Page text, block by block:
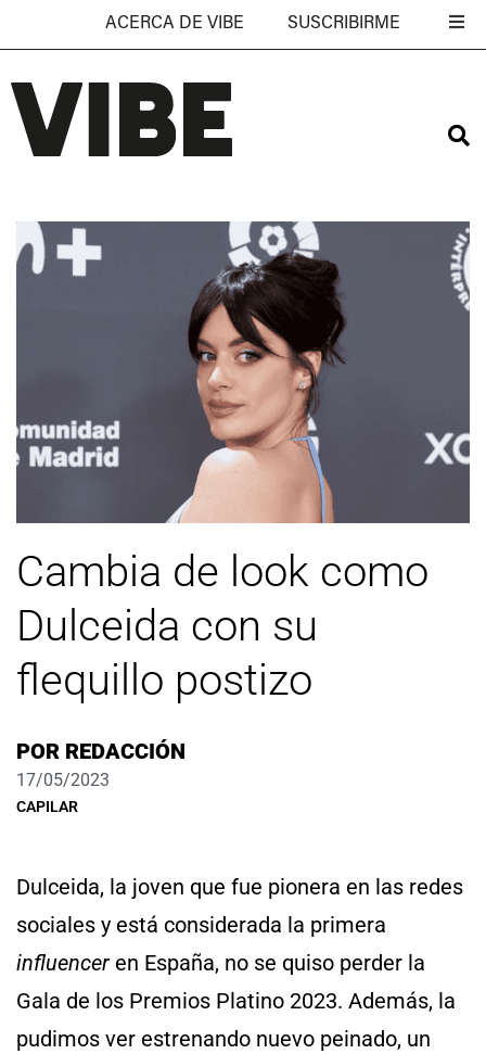
ACERCA DE VIBE SUSCRIBIRME
Cambia de look como
Dulceida con su
flequillo postizo
POR REDACCIÓN
17/05/2023
CAPILAR
Dulceida, la joven que fue pionera en las redes
sociales y está considerada la primera
influencer en España, no se quiso perder la
Gala de los Premios Platino 2023. Además, la
pudimos ver estrenando nuevo peinado, un